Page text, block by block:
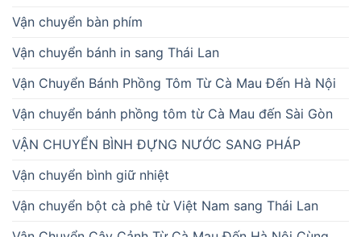
Vận chuyển bàn phím
Vận chuyển bánh in sang Thái Lan
Vận Chuyển Bánh Phồng Tôm Từ Cà Mau Đến Hà Nội
Vận chuyển bánh phồng tôm từ Cà Mau đến Sài Gòn
VẬN CHUYỂN BÌNH ĐỰNG NƯỚC SANG PHÁP
Vận chuyển bình giữ nhiệt
Vận chuyển bột cà phê từ Việt Nam sang Thái Lan